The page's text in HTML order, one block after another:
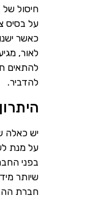
חיסול של
על בסיס
כאשר
לאור,
להתאים
להדביר.
יש כאלה
על מנת
בפני
שיותר
חברת